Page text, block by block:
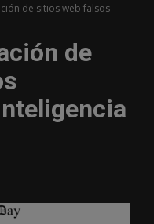
de sitios web falsos
de